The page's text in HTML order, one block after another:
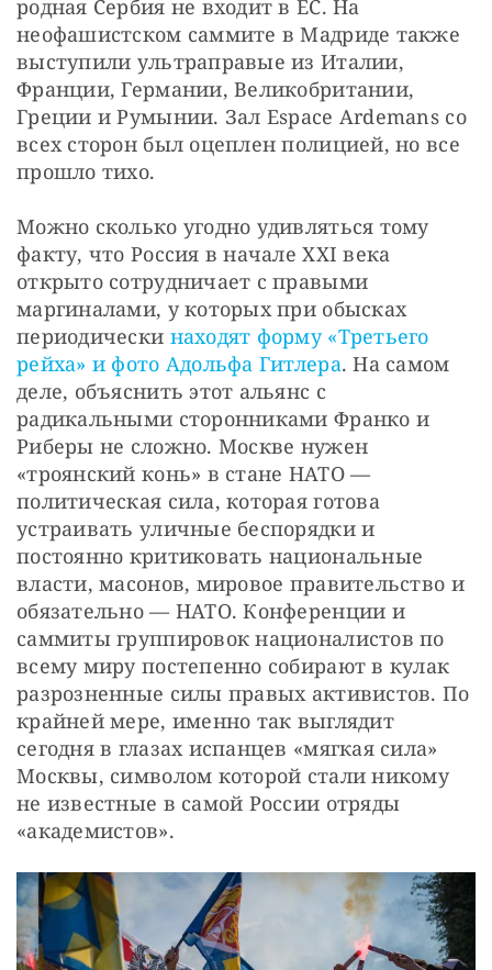
родная Сербия не входит в ЕС. На
неофашистском саммите в Мадриде также
выступили ультраправые из Италии,
Франции, Германии, Великобритании,
Греции и Румынии. Зал Espace Ardemans со
всех сторон был оцеплен полицией, но все
прошло тихо.
Можно сколько угодно удивляться тому
факту, что Россия в начале XXI века
открыто сотрудничает с правыми
маргиналами, у которых при обысках
периодически находят форму «Третьего
рейха» и фото Адольфа Гитлера. На самом
деле, объяснить этот альянс с
радикальными сторонниками Франко и
Риберы не сложно. Москве нужен
«троянский конь» в стане НАТО —
политическая сила, которая готова
устраивать уличные беспорядки и
постоянно критиковать национальные
власти, масонов, мировое правительство и
обязательно — НАТО. Конференции и
саммиты группировок националистов по
всему миру постепенно собирают в кулак
разрозненные силы правых активистов. По
крайней мере, именно так выглядит
сегодня в глазах испанцев «мягкая сила»
Москвы, символом которой стали никому
не известные в самой России отряды
«академистов».